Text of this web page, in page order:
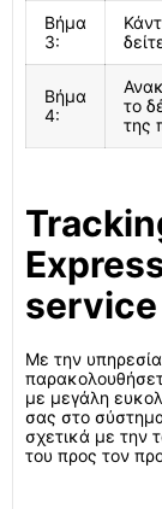
Βήμα
3:
Βήμα
4:
το
της
service
Με την
με μεγάλη
σας στο
σχετικά με την
του προς τον